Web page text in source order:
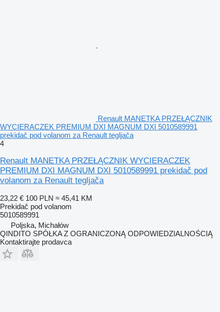
Renault MANETKA PRZEŁĄCZNIK
WYCIERACZEK PREMIUM DXI MAGNUM DXI 5010589991
prekidač pod volanom za Renault tegljača
4
Renault MANETKA PRZEŁĄCZNIK WYCIERACZEK
PREMIUM DXI MAGNUM DXI 5010589991 prekidač pod
volanom za Renault tegljača
23,22 € 100 PLN ≈ 45,41 KM
Prekidač pod volanom
5010589991
Poljska, Michałów
QINDITO SPÓŁKA Z OGRANICZONĄ ODPOWIEDZIALNOŚCIĄ
Kontaktirajte prodavca